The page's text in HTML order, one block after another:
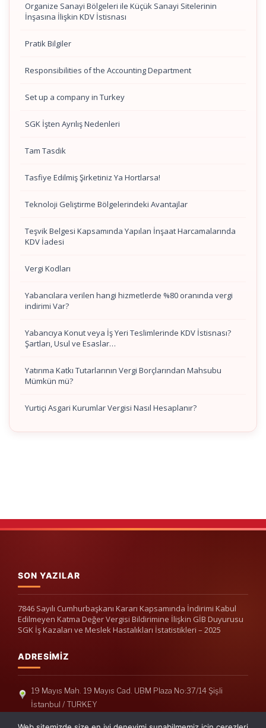
Organize Sanayi Bölgeleri ile Küçük Sanayi Sitelerinin
İnşasına İlişkin KDV İstisnası
Pratik Bilgiler
Responsibilities of the Accounting Department
Set up a company in Turkey
SGK İşten Ayrılış Nedenleri
Tam Tasdik
Tasfiye Edilmiş Şirketiniz Ya Hortlarsa!
Teknoloji Geliştirme Bölgelerindeki Avantajlar
Teşvik Belgesi Kapsamında Yapılan İnşaat Harcamalarında
KDV İadesi
Vergi Kodları
Yabancılara verilen hangi hizmetlerde %80 oranında vergi
indirimi Var?
Yabancıya Konut veya İş Yeri Teslimlerinde KDV İstisnası?
Şartları, Usul ve Esaslar…
Yatırıma Katkı Tutarlarının Vergi Borçlarından Mahsubu
Mümkün mü?
Yurtiçi Asgari Kurumlar Vergisi Nasıl Hesaplanır?
SON YAZILAR
7846 Sayılı Cumhurbaşkanı Kararı Kapsamında İndirimi Kabul
Edilmeyen Katma Değer Vergisi Bildirimine İlişkin GİB Duyurusu
SGK İş Kazaları ve Meslek Hastalıkları İstatistikleri – 2025
ADRESIMIZ
19 Mayıs Mah. 19 Mayıs Cad. UBM Plaza No:37/14 Şişli
İstanbul / TURKEY
Telefon: +90(212) 240 33 39